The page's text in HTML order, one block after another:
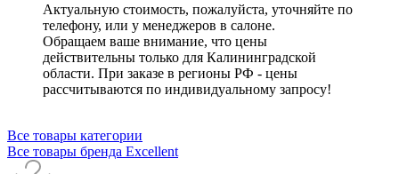
Актуальную стоимость, пожалуйста, уточняйте по
телефону, или у менеджеров в салоне.
Обращаем ваше внимание, что цены
действительны только для Калининградской
области. При заказе в регионы РФ - цены
рассчитываются по индивидуальному запросу!
Все товары категории
Все товары бренда Excellent